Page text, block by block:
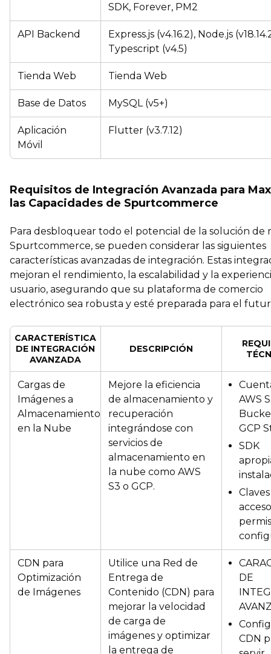
SDK, Forever, PM2
API Backend
Express.js (v4.16.2), Node.js
Typescript (v4.5)
Tienda Web Tienda Web
Base de Datos MySQL (v5+)
Aplicación
Móvil
Flutter (v3.7.12)
Requisitos de Integración Avanzada para
las Capacidades de Spurtcommerce
Para desbloquear todo el potencial de la solución de
Spurtcommerce, se pueden considerar las siguientes
características avanzadas de integración. Estas
mejoran el rendimiento, la escalabilidad y la
usuario, asegurando que su plataforma de comercio
electrónico sea robusta y esté preparada para el
CARACTERÍSTICA
DE INTEGRACIÓN
AVANZADA
DESCRIPCIÓN
Cargas de
Imágenes a
Almacenamiento
en la Nube
Mejore la eficiencia
de almacenamiento y
recuperación
integrándose con
servicios de
almacenamiento en
la nube como AWS
S3 o GCP.
AWS
GCP
SDK
CDN para
Optimización
de Imágenes
Utilice una Red de
Entrega de
Contenido (CDN) para
mejorar la velocidad
de carga de
imágenes y optimizar
la entrega de
DE
CDN